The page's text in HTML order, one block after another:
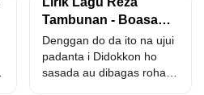
Tambunan - Boasa
Hasian
Denggan do da ito na ujui
padanta i Didokkon ho
sasada au dibagas rohami